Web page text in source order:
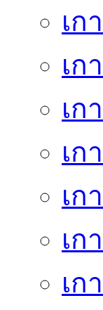
เก
เก
เก
เก
เก
เก
เก